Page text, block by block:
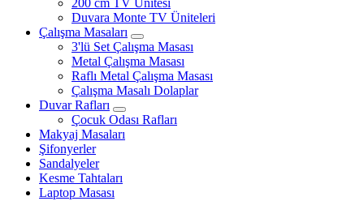
200 cm TV Ünitesi
Duvara Monte TV Üniteleri
Çalışma Masaları
3'lü Set Çalışma Masası
Metal Çalışma Masası
Raflı Metal Çalışma Masası
Çalışma Masalı Dolaplar
Duvar Rafları
Çocuk Odası Rafları
Makyaj Masaları
Şifonyerler
Sandalyeler
Kesme Tahtaları
Laptop Masası